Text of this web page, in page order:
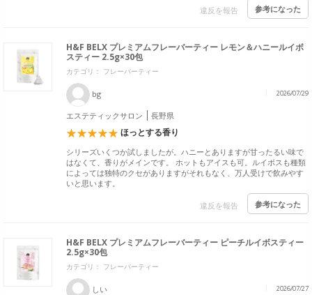
違反を報告 参考になった
H&F BELX プレミアムフレーバーティー レモン＆ハニールイボ
スティー 2.5g×30包
カテゴリ： フレーバーティー
bg 2026/07/29
エステティックサロン 長野県
ほっとする香り
シリーズいくつか試しましたが。ハニーとありますが甘ったるい味で
はなくて、香りがメインです。 ホットもアイスも可。ルイボスも種類
によっては独特のクセがありますがそれもなく、万人受けで飲みやす
いと思います。
違反を報告 参考になった
H&F BELX プレミアムフレーバーティー ピーチルイボスティー
2.5g×30包
カテゴリ： フレーバーティー
しい 2026/07/27